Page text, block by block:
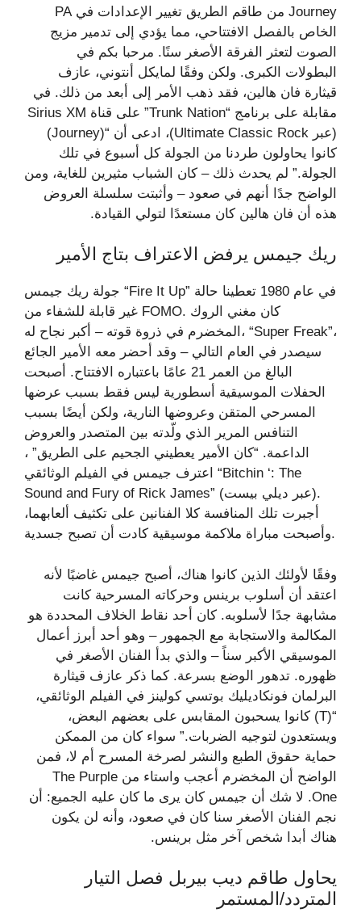
Journey من طاقم الطريق تغيير الإعدادات في PA
الخاص بالفصل الافتتاحي، مما يؤدي إلى تدمير مزيج
الصوت لتعثر الفرقة الأصغر سنًا. مرحبا بكم في
البطولات الكبرى. ولكن وفقًا لمايكل أنتوني، عازف
قيثارة فان هالين، فقد ذهب الأمر إلى أبعد من ذلك. في
مقابلة على برنامج “Trunk Nation” على قناة Sirius XM
(عبر Ultimate Classic Rock)، ادعى أن “(Journey)
كانوا يحاولون طردنا من الجولة كل أسبوع في تلك
الجولة.” لم يحدث ذلك – كان الشباب مثيرين للغاية، ومن
الواضح جدًا أنهم في صعود – وأثبتت سلسلة العروض
هذه أن فان هالين كان مستعدًا لتولي القيادة.
ريك جيمس يرفض الاعتراف بتاج الأمير
جولة ريك جيمس “Fire It Up” في عام 1980 تعطينا حالة
غير قابلة للشفاء من FOMO. كان مغني الروك
المخضرم في ذروة قوته – أكبر نجاح له، “Super Freak”،
سيصدر في العام التالي – وقد أحضر معه الأمير الجائع
البالغ من العمر 21 عامًا باعتباره الافتتاح. أصبحت
الحفلات الموسيقية أسطورية ليس فقط بسبب عرضها
المسرحي المتقن وعروضها النارية، ولكن أيضًا بسبب
التنافس المرير الذي ولّدته بين المتصدر والعروض
الداعمة. “كان الأمير يعطيني الجحيم على الطريق” ،
اعترف جيمس في الفيلم الوثائقي “Bitchin ‘: The
Sound and Fury of Rick James” (عبر ديلي بيست).
أجبرت تلك المنافسة كلا الفنانين على تكثيف ألعابهما،
وأصبحت مباراة ملاكمة موسيقية كادت أن تصبح جسدية.
وفقًا لأولئك الذين كانوا هناك، أصبح جيمس غاضبًا لأنه
اعتقد أن أسلوب برينس وحركاته المسرحية كانت
مشابهة جدًا لأسلوبه. كان أحد نقاط الخلاف المحددة هو
المكالمة والاستجابة مع الجمهور – وهو أحد أبرز أعمال
الموسيقي الأكبر سناً – والذي بدأ الفنان الأصغر في
ظهوره. تدهور الوضع بسرعة. كما ذكر عازف قيثارة
البرلمان فونكاديليك بوتسي كولينز في الفيلم الوثائقي،
“(T) كانوا يسحبون المقابس على بعضهم البعض،
ويستعدون لتوجيه الضربات.” سواء كان من الممكن
حماية حقوق الطبع والنشر لصرخة المسرح أم لا، فمن
الواضح أن المخضرم أعجب واستاء من The Purple
One. لا شك أن جيمس كان يرى ما كان عليه الجميع: أن
نجم الفنان الأصغر سنا كان في صعود، وأنه لن يكون
هناك أبدا شخص آخر مثل برينس.
يحاول طاقم ديب بيربل فصل التيار
المتردد/المستمر